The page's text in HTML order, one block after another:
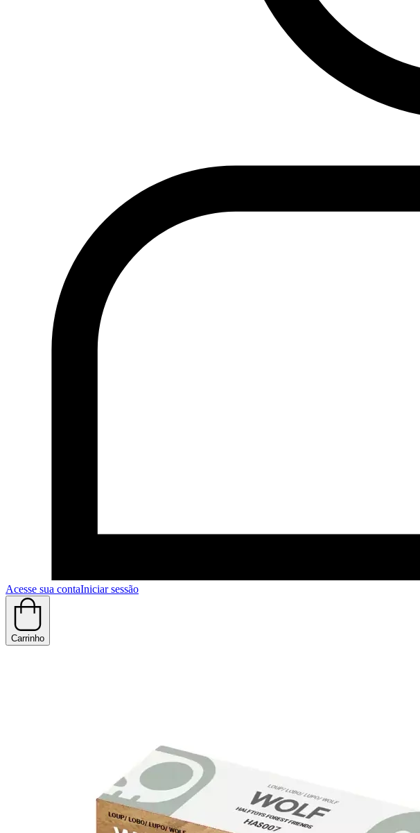
Acesse sua contaIniciar sessão
Carrinho